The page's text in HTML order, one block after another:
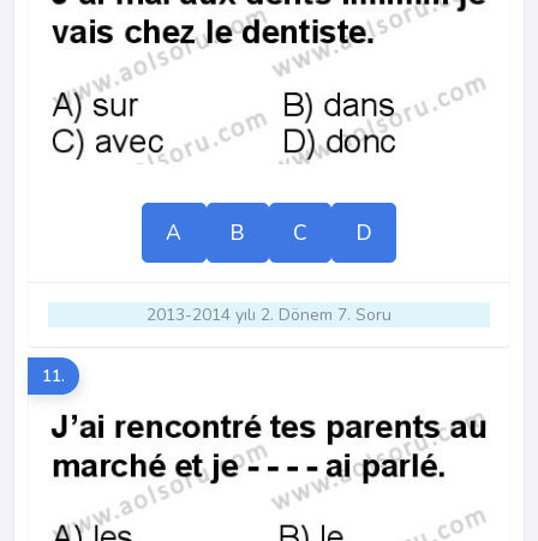
A B C D
2013-2014 yılı 2. Dönem 7. Soru
11.